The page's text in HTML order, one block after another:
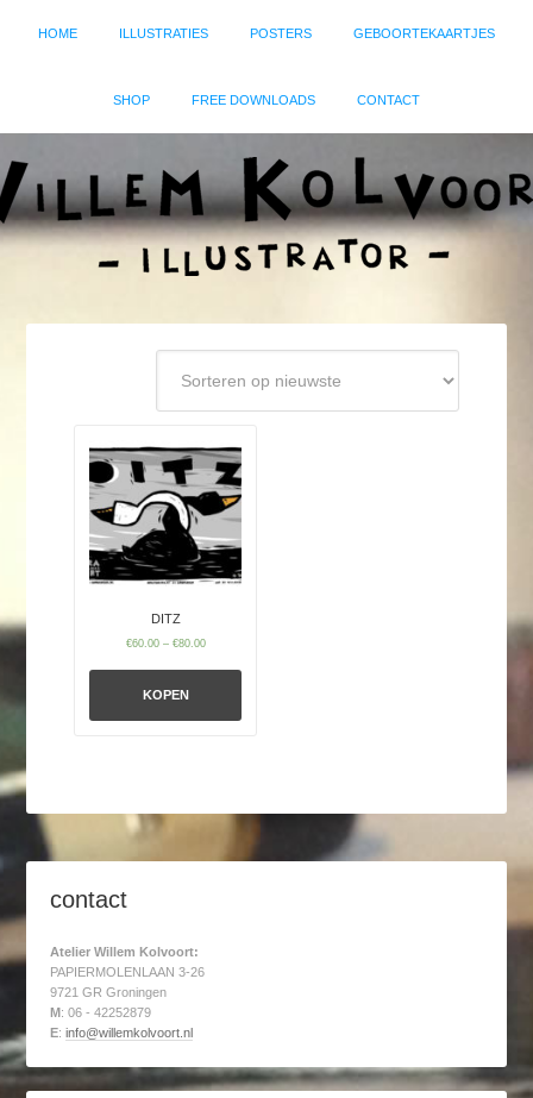
HOME ILLUSTRATIES POSTERS GEBOORTEKAARTJES
SHOP FREE DOWNLOADS CONTACT
DITZ
€60.00– €80.00
KOPEN
contact
Atelier Willem Kolvoort:
PAPIERMOLENLAAN 3-26
9721 GR Groningen
M : 06 - 42252879
E:info@willemkolvoort.nl